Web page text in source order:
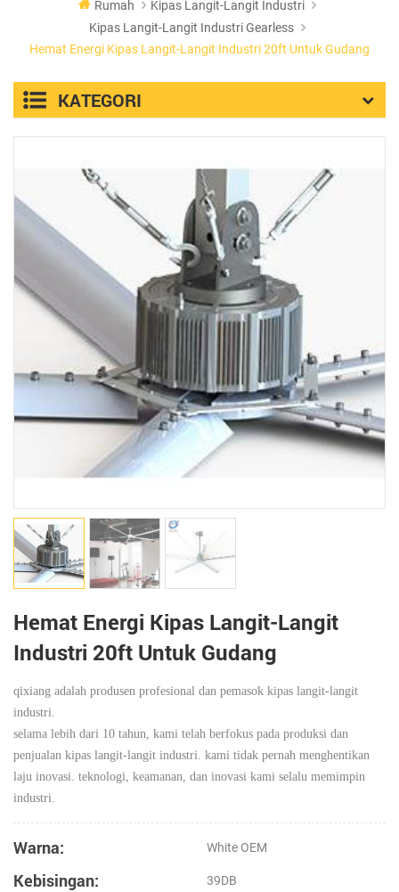
Rumah
Kipas Langit-Langit Industri
Kipas Langit-Langit Industri Gearless
Hemat Energi Kipas Langit-Langit Industri 20ft Untuk Gudang
KATEGORI
Hemat Energi Kipas Langit-Langit
Industri 20ft Untuk Gudang
qixiang adalah produsen profesional dan pemasok kipas langit-langit
industri.
selama lebih dari 10 tahun, kami telah berfokus pada produksi dan
penjualan kipas langit-langit industri. kami tidak pernah menghentikan
laju inovasi. teknologi, keamanan, dan inovasi kami selalu memimpin
industri.
Warna: White OEM
Kebisingan: 39DB